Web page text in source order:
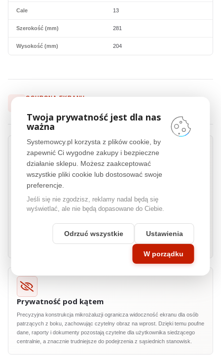
Cale 13
Szerokość (mm) 281
Wysokość (mm) 204
OCHRONA EKRANU
COMPLY™
COMPLY™ Adhesive Strips to innowacyjny system mocowania filtrów
codziennym użytkowaniu. Dzięki wykorzystaniu zaawansowanych pasków
klejących, instalacja i demontaż filtrów jest niezwykle łatwa i szybka,
COMPLY™ Adhesive Strips to gwarancja łatwej obsługi i trwałości, bez
względu na częstotliwość montowania i demontowania filtru. Idealne
rozwiązanie dla użytkowników, którzy cenią sobie wygodę i efektywność.
Prywatność pod kątem
Precyzyjna konstrukcja mikrożaluzji ogranicza widoczność ekranu dla osób
patrzących z boku, zachowując czytelny obraz na wprost. Dzięki temu poufne
dane, raporty i dokumenty pozostają czytelne dla użytkownika siedzącego
centralnie, a znacznie trudniejsze do podejrzenia z sąsiednich stanowisk.
Twoja prywatność jest dla nas
ważna
Systemowcy.pl korzysta z plików cookie, by
zapewnić Ci wygodne zakupy i bezpieczne
działanie sklepu. Możesz zaakceptować
wszystkie pliki cookie lub dostosować swoje
preferencje.
Jeśli się nie zgodzisz, reklamy nadal będą się
wyświetlać, ale nie będą dopasowane do Ciebie.
Odrzuć wszystkie Ustawienia
W porządku